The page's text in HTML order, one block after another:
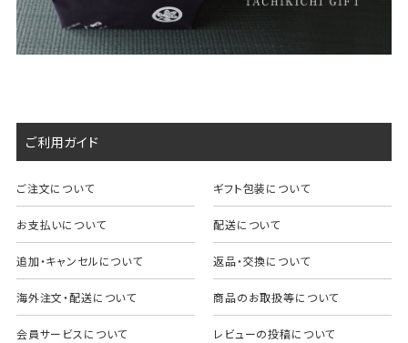
ご利用ガイド
ご注文について ギフト包装について
お支払いについて 配送について
追加・キャンセルについて 返品・交換について
海外注文・配送について 商品のお取扱等について
会員サービスについて レビューの投稿について